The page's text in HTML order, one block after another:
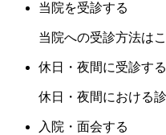
当院を受診する
当院への受診方法は
休日・夜間に受診する
休日・夜間における
入院・面会する